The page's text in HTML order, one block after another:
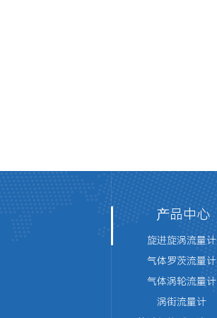
产品中心
旋进旋涡流量计
气体罗茨流量计
气体涡轮流量计
涡街流量计